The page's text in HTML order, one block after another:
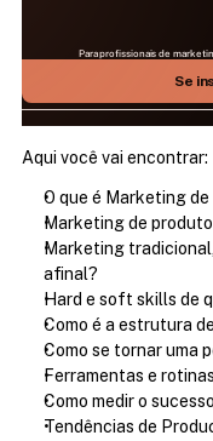
25 DE
Aprenda como
Para profissionais de
Se
Aqui você vai encontrar:
O que é Marketing
Marketing de
Marketing
afinal?
Hard e soft skills de
Como é a estrutura
Como se tornar uma
Ferramentas e
Como medir o
Tendências de